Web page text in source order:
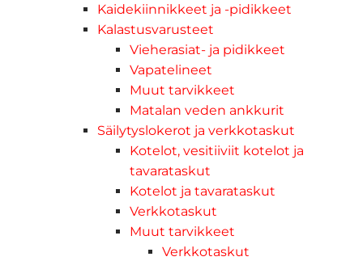
Kaidekiinnikkeet ja -pidikkeet
Kalastusvarusteet
Vieherasiat- ja pidikkeet
Vapatelineet
Muut tarvikkeet
Matalan veden ankkurit
Säilytyslokerot ja verkkotaskut
Kotelot, vesitiiviit kotelot ja
tavarataskut
Kotelot ja tavarataskut
Verkkotaskut
Muut tarvikkeet
Verkkotaskut